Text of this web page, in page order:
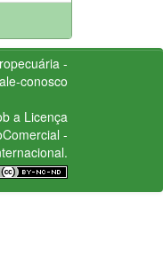
-
conosco
a Licença
-